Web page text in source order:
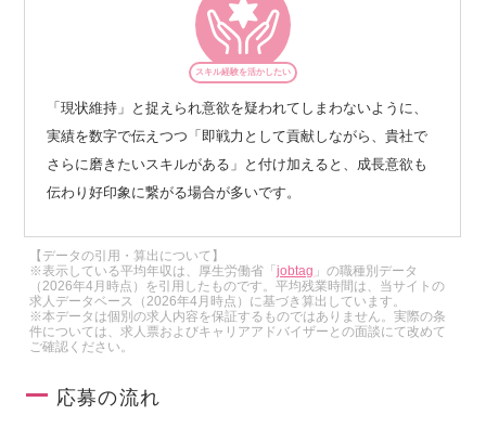
スキル経験を活かしたい
「現状維持」と捉えられ意欲を疑われてしまわないように、
実績を数字で伝えつつ「即戦力として貢献しながら、貴社で
さらに磨きたいスキルがある」と付け加えると、成長意欲も
伝わり好印象に繋がる場合が多いです。
【データの引用・算出について】
※表示している平均年収は、厚生労働省「jobtag 」の職種別データ
（2026年4月時点）を引用したものです。平均残業時間は、当サイトの
求人データベース（2026年4月時点）に基づき算出しています。
※本データは個別の求人内容を保証するものではありません。実際の条
件については、求人票およびキャリアアドバイザーとの面談にて改めて
ご確認ください。
応募の流れ